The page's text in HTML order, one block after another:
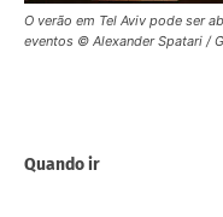
O verão em Tel Aviv pode ser
eventos © Alexander Spatari /
Quando ir